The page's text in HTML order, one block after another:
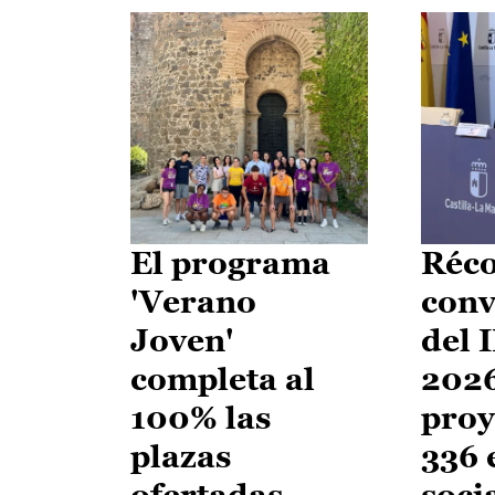
El programa
'Verano
Joven'
completa al
100% las
plazas
del
336